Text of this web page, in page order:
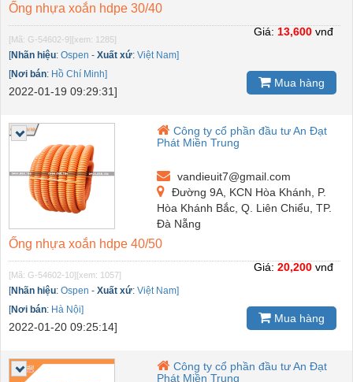
Ống nhựa xoắn hdpe 30/40
[Mã: G-54602-9][xem: 1285]
[Nhãn hiệu: Ospen - Xuất xứ: Việt Nam]
[Nơi bán: Hồ Chí Minh]
2022-01-19 09:29:31]
Giá: 13,600 vnđ
Mua hàng
Công ty cổ phần đầu tư An Đạt
Phát Miền Trung
vandieuit7@gmail.com
Đường 9A, KCN Hòa Khánh, P.
Hòa Khánh Bắc, Q. Liên Chiểu, TP.
Đà Nẵng
Ống nhựa xoắn hdpe 40/50
[Mã: G-54602-10][xem: 1057]
[Nhãn hiệu: Ospen - Xuất xứ: Việt Nam]
[Nơi bán: Hà Nội]
2022-01-20 09:25:14]
Giá: 20,200 vnđ
Mua hàng
Công ty cổ phần đầu tư An Đạt
Phát Miền Trung